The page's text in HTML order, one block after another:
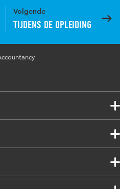
Volgende
Tijdens de opleiding